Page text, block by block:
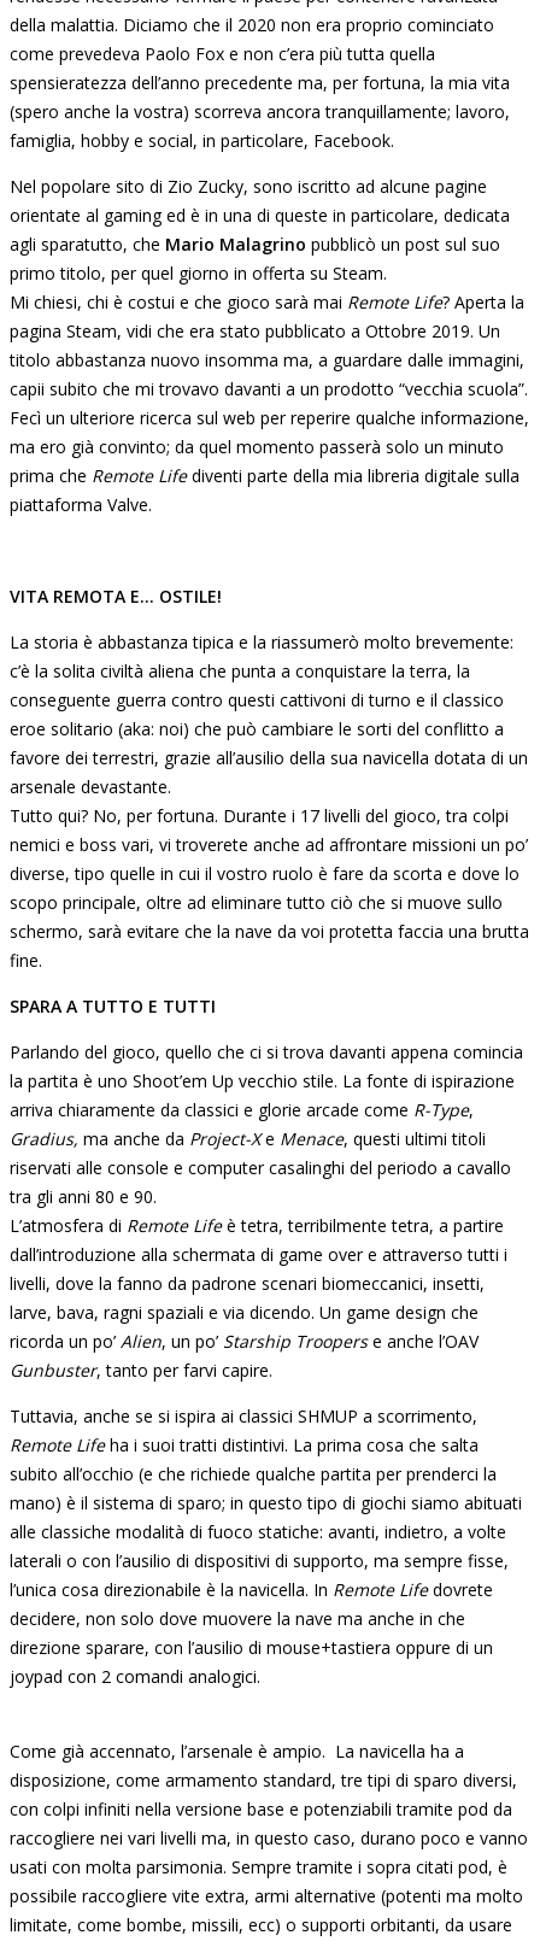
della malattia. Diciamo che il 2020 non era proprio cominciato
come prevedeva Paolo Fox e non c’era più tutta quella
spensieratezza dell’anno precedente ma, per fortuna, la mia vita
(spero anche la vostra) scorreva ancora tranquillamente; lavoro,
famiglia, hobby e social, in particolare, Facebook.
Nel popolare sito di Zio Zucky, sono iscritto ad alcune pagine
orientate al gaming ed è in una di queste in particolare, dedicata
agli sparatutto, che Mario Malagrino pubblicò un post sul suo
primo titolo, per quel giorno in offerta su Steam.
Mi chiesi, chi è costui e che gioco sarà mai Remote Life? Aperta la
pagina Steam, vidi che era stato pubblicato a Ottobre 2019. Un
titolo abbastanza nuovo insomma ma, a guardare dalle immagini,
capii subito che mi trovavo davanti a un prodotto “vecchia scuola”.
Fecì un ulteriore ricerca sul web per reperire qualche informazione,
ma ero già convinto; da quel momento passerà solo un minuto
prima che Remote Lifediventi parte della mia libreria digitale sulla
piattaforma Valve.
VITA REMOTA E… OSTILE!
La storia è abbastanza tipica e la riassumerò molto brevemente:
c’è la solita civiltà aliena che punta a conquistare la terra, la
conseguente guerra contro questi cattivoni di turno e il classico
eroe solitario (aka: noi) che può cambiare le sorti del conflitto a
favore dei terrestri, grazie all’ausilio della sua navicella dotata di un
arsenale devastante.
Tutto qui? No, per fortuna. Durante i 17 livelli del gioco, tra colpi
nemici e boss vari, vi troverete anche ad affrontare missioni un po’
diverse, tipo quelle in cui il vostro ruolo è fare da scorta e dove lo
scopo principale, oltre ad eliminare tutto ciò che si muove sullo
schermo, sarà evitare che la nave da voi protetta faccia una brutta
fine.
SPARA A TUTTO E TUTTI
Parlando del gioco, quello che ci si trova davanti appena comincia
la partita è uno Shoot’em Up vecchio stile. La fonte di ispirazione
arriva chiaramente da classici e glorie arcade come R-Type,
Gradius, ma anche da Project-Xe Menace, questi ultimi titoli
riservati alle console e computer casalinghi del periodo a cavallo
tra gli anni 80 e 90.
L’atmosfera di Remote Lifeè tetra, terribilmente tetra, a partire
dall’introduzione alla schermata di game over e attraverso tutti i
livelli, dove la fanno da padrone scenari biomeccanici, insetti,
larve, bava, ragni spaziali e via dicendo. Un game design che
ricorda un po’ Alien, un po’ Starship Trooperse anche l’OAV
Gunbuster, tanto per farvi capire.
Tuttavia, anche se si ispira ai classici SHMUP a scorrimento,
Remote Lifeha i suoi tratti distintivi. La prima cosa che salta
subito all’occhio (e che richiede qualche partita per prenderci la
mano) è il sistema di sparo; in questo tipo di giochi siamo abituati
alle classiche modalità di fuoco statiche: avanti, indietro, a volte
laterali o con l’ausilio di dispositivi di supporto, ma sempre fisse,
l’unica cosa direzionabile è la navicella. In Remote Lifedovrete
decidere, non solo dove muovere la nave ma anche in che
direzione sparare, con l’ausilio di mouse+tastiera oppure di un
joypad con 2 comandi analogici.
Come già accennato, l’arsenale è ampio. La navicella ha a
disposizione, come armamento standard, tre tipi di sparo diversi,
con colpi infiniti nella versione base e potenziabili tramite pod da
raccogliere nei vari livelli ma, in questo caso, durano poco e vanno
usati con molta parsimonia. Sempre tramite i sopra citati pod, è
possibile raccogliere vite extra, armi alternative (potenti ma molto
limitate, come bombe, missili, ecc) o supporti orbitanti, da usare